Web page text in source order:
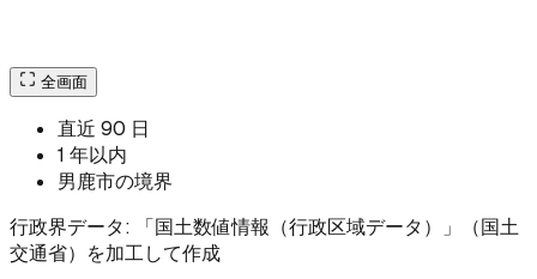
全画面
直近 90 日
1 年以内
男鹿市の境界
行政界データ: 「国土数値情報（行政区域データ）」（国土
交通省）を加工して作成